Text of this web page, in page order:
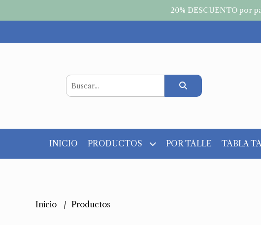
20% DESCUENTO por
INICIO PRODUCTOS POR TALLE TABLA
Inicio Productos